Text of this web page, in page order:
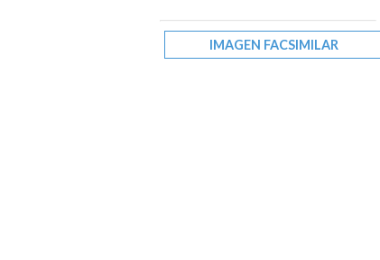
IMAGEN FACSIMILAR